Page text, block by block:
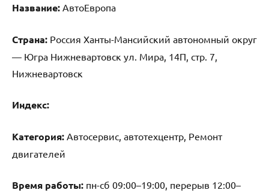
Название: АвтоЕвропа
Страна: Россия Ханты-Мансийский автономный округ
— Югра Нижневартовск ул. Мира, 14П, стр. 7,
Нижневартовск
Индекс:
Категория: Автосервис, автотехцентр, Ремонт
двигателей
Время работы: пн-сб 09:00–19:00, перерыв 12:00–